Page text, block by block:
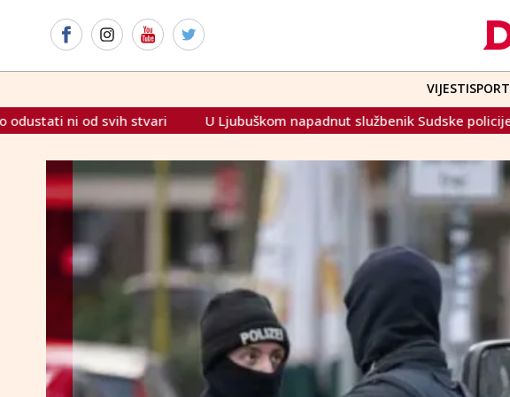
VIJESTISPORT
U Ljubuškom napadnut službenik Sudske policije FBiH, osumnjičeni uhićen